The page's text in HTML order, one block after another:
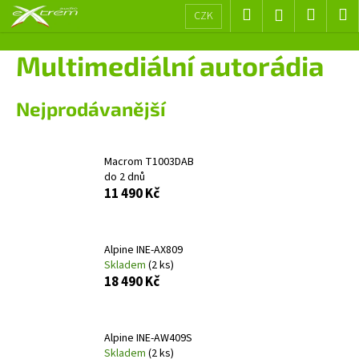
Přejít
CZK Hledat Přihlášení
košík
Multimediální autorádia
Nejprodávanější
Macrom T1003DAB
do 2 dnů
11 490 Kč
Alpine INE-AX809
Skladem (2 ks)
18 490 Kč
Alpine INE-AW409S
Skladem (2 ks)
š
o